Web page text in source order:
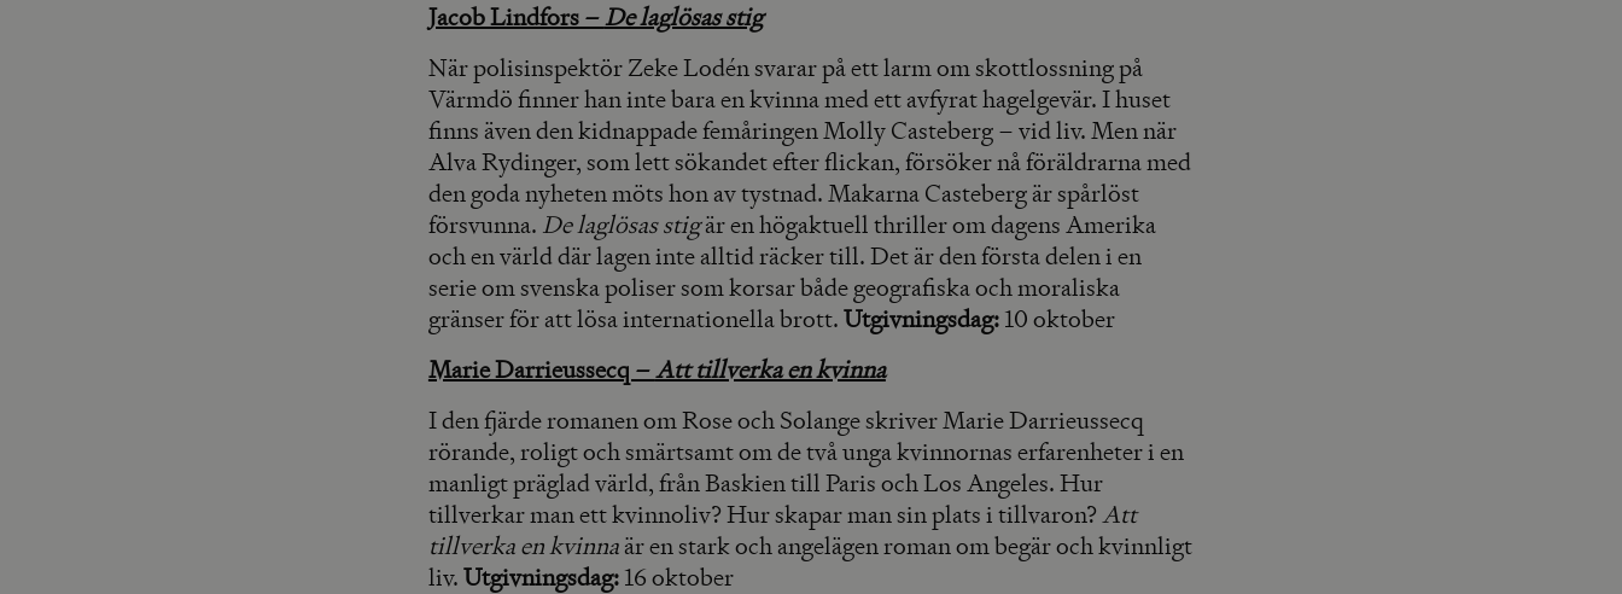
Jacob Lindfors –De laglösas stig
När polisinspektör Zeke Lodén svarar på ett larm om skottlossning på
Värmdö finner han inte bara en kvinna med ett avfyrat hagelgevär. I huset
finns även den kidnappade femåringen Molly Casteberg – vid liv. Men när
Alva Rydinger, som lett sökandet efter flickan, försöker nå föräldrarna med
den goda nyheten möts hon av tystnad. Makarna Casteberg är spårlöst
försvunna. De laglösas stigär en högaktuell thriller om dagens Amerika
och en värld där lagen inte alltid räcker till. Det är den första delen i en
serie om svenska poliser som korsar både geografiska och moraliska
gränser för att lösa internationella brott. Utgivningsdag:10 oktober
Marie Darrieussecq –Att tillverka en kvinna
I den fjärde romanen om Rose och Solange skriver Marie Darrieussecq
rörande, roligt och smärtsamt om de två unga kvinnornas erfarenheter i en
manligt präglad värld, från Baskien till Paris och Los Angeles. Hur
tillverkar man ett kvinnoliv? Hur skapar man sin plats i tillvaron? Att
tillverka en kvinnaär en stark och angelägen roman om begär och kvinnligt
liv. Utgivningsdag:16 oktober